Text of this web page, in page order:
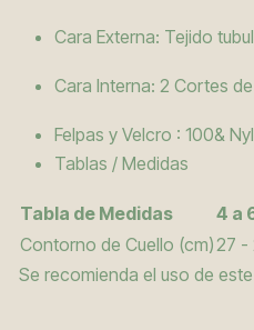
Cara Externa: Tejido
Cara Interna: 2 Cortes
Felpas y Velcro : 100&
Tablas / Medidas
Tabla de Medidas 4 a
Contorno de Cuello (cm)27 -
Se recomienda el uso de